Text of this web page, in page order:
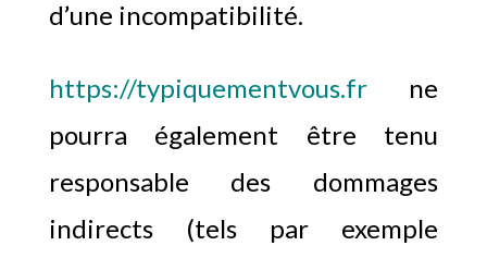
d’une incompatibilité.
https://typiquementvous.frne
pourra également être tenu
responsable des dommages
indirects (tels par exemple